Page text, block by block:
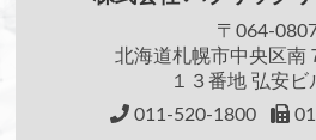
〒064-
北海道札幌市中央区南
１３番地 弘安ビ
011-520-1800